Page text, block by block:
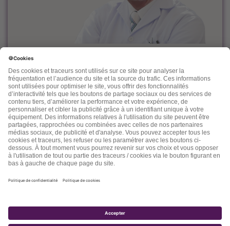
Le docteur Dominique Rueff, diplômé Universitaire de
Cancérologie, est, depuis des années un fervent défenseur
de la prévention et de l'accompagnement nutritionnel et
environnemental des maladies liées à l'âge.
Désireux de découvrir d'autres thérapeutiques et d'en
mesurer les effets, il n'hésite pas à s'ouvrir vers d'autres
connaissances comme la médecine chinoise, l'homéopathie,
la phytothérapie et quelques autres. Dans ses "lettres" il
nous fait partager son expérience, ses connaissances, ses
espoirs et parfois ses doutes.